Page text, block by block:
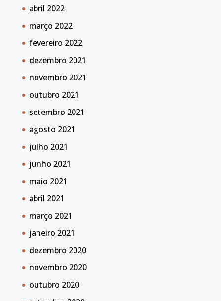
abril 2022
março 2022
fevereiro 2022
dezembro 2021
novembro 2021
outubro 2021
setembro 2021
agosto 2021
julho 2021
junho 2021
maio 2021
abril 2021
março 2021
janeiro 2021
dezembro 2020
novembro 2020
outubro 2020